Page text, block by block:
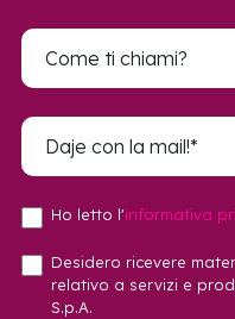
Ho letto l'informativa
Desidero ricevere
relativo a servizi e
S.p.A.